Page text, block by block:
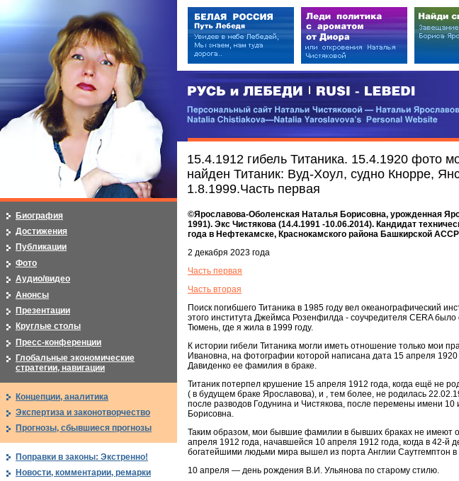
РУСЬ и ЛЕБЕДИ | RUSI — LEBEDI
Персональный сайт Натальи Чистяковой — Натальи Ярославовой
15.4.1912 гибель Титаника. 15.4.1920
найден Титаник: Вуд-Хоул, судно Кнорре,
1.8.1999.Часть первая
©Ярославова-Оболенская Наталья Борисовна, урожденная
1991). Экс Чистякова (14.4.1991 -10.06.2014). Кандидат
года в Нефтекамске, Краснокамского района Башкирской АССР
2 декабря 2023 года
Часть первая
Часть вторая
Поиск погибшего Титаника в 1985 году вел океанографический
этого института Джеймса Розенфилда - соучредителя CERA
Тюмень, где я жила в 1999 году.
К истории гибели Титаника могли иметь отношение только мои
Ивановна, на фотографии которой написана дата 15 апреля
Давиденко ее фамилия в браке.
Титаник потерпел крушение 15 апреля 1912 года, когда ещё не
( в будущем браке Ярославова), и , тем более, не родилась
после разводов Годунина и Чистякова, после перемены имени
Борисовна.
Таким образом, мои бывшие фамилии в бывших браках не имеют
апреля 1912 года, начавшейся 10 апреля 1912 года, когда в 42-й
богатейшими людьми мира вышел из порта Англии Саутгемптон
10 апреля — день рождения В.И. Ульянова по старому стилю.
Биография
Достижения
Публикации
Фото
Аудио/видео
Анонсы
Презентации
Круглые столы
Пресс-конференции
Глобальные экономические
стратегии, навигации
Концепции, аналитика
Экспертиза и законотворчество
Прогнозы, сбывшиеся прогнозы
Поправки в законы: Экстренно!
Новости, комментарии, ремарки